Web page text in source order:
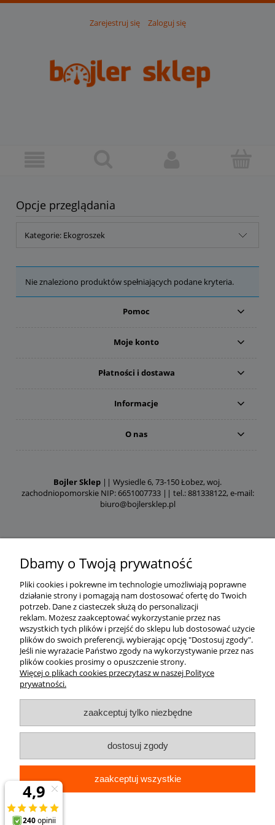
Zarejestruj się Zaloguj się
Opcje przeglądania
Kategorie: Ekogroszek
Nie znaleziono produktów spełniających podane kryteria.
Pomoc
Moje konto
Płatności i dostawa
Informacje
O nas
Bojler Sklep || Wysiedle 6, 73-150 Łobez, woj.
zachodniopomorskie NIP: 6651007733 || tel.: 881338122, e-mail:
biuro@bojlersklep.pl
Dbamy o Twoją prywatność
Pliki cookies i pokrewne im technologie umożliwiają poprawne
działanie strony i pomagają nam dostosować ofertę do Twoich
potrzeb. Dane z ciasteczek służą do personalizacji
reklam. Możesz zaakceptować wykorzystanie przez nas
wszystkich tych plików i przejść do sklepu lub dostosować użycie
plików do swoich preferencji, wybierając opcję "Dostosuj zgody".
Jeśli nie wyrażacie Państwo zgody na wykorzystywanie przez nas
plików cookies prosimy o opuszczenie strony.
Więcej o plikach cookies przeczytasz w naszej Polityce
prywatności.
zaakceptuj tylko niezbędne
dostosuj zgody
zaakceptuj wszystkie